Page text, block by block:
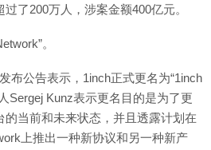
了200万人，涉案金额400亿元。
。
布公告表示，1inch正式更名为“1inch
Sergej Kunz表示更名目的是为了更
当前和未来状态，并且透露计划在
上推出一种新协议和另一种新产